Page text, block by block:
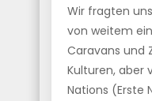
Wir fragten
von weitem
Caravans und
Kulturen, aber
Nations (Erste